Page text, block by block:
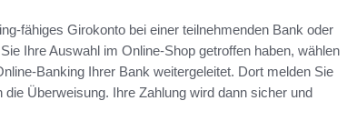
fähiges Girokonto bei einer teilnehmenden Bank oder
Ihre Auswahl im Online-Shop getroffen haben, wählen
Banking Ihrer Bank weitergeleitet. Dort melden Sie
Überweisung. Ihre Zahlung wird dann sicher und